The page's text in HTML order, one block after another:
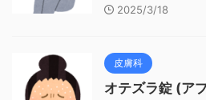
2025/3/18
皮膚科
オテズラ錠 (ア